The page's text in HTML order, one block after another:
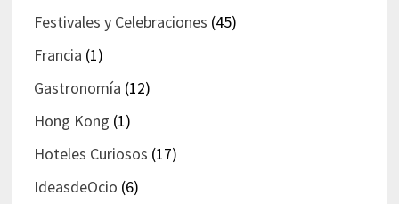
Festivales y Celebraciones (45)
Francia (1)
Gastronomía (12)
Hong Kong (1)
Hoteles Curiosos (17)
IdeasdeOcio (6)